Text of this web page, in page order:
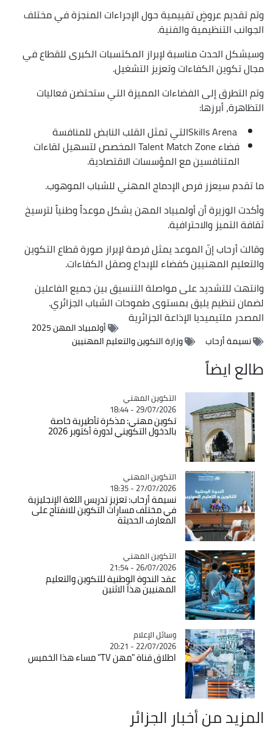
وتم تقديم عروضٍ تقييمية حول الإجراءات المنجزة في مختلف
الجوانب التنظيمية والفنية.
وسيشكل الحدث مناسبة لإبراز المكتسبات الكبرى للقطاع في
مجال تكوين الكفاءات وتعزيز التشغيل.
وتم التطرق إلى الفضاءات المميزة التي ستحتضن فعاليات
التظاهرة، أبرزها:
Skills Arenaالتي تمثل القلب النابض للمنافسة
فضاء Talent Match Zone المخصص لتسهيل لقاءات
المتنافسين مع المؤسسات الاقتصادية.
ما تقدم سيعزز فرص الإدماج المهني للشباب الموهوب.
وأكدت الوزيرة أن أولمبياد المهن يشكل موعداً وطنياً لترسيخ
ثقافة التميز والاحترافية.
وقالت أرحاب إنّ الموعد يمثل فرصة لإبراز صورة قطاع التكوين
والتعليم المهنيين كفضاء للإبداع وصقل الكفاءات.
وانتهت للتشديد على مواصلة التنسيق بين جميع الفاعلين
لضمان تنظيم يليق بمستوى طموحات الشباب الجزائري.
المصدرملتيميديا الإذاعة الجزائرية
أولمبياد المهن 2025
نسيمة أرحاب
وزارة التكوين والتعليم المهنيين
طالع ايضاً
Catégorie
التكوين المهني
29/07/2026 - 18:44
تكوين مهني: مذكرة تأطيرية خاصة
بالدخول التكويني لدورة أكتوبر 2026
Catégorie
التكوين المهني
27/07/2026 - 18:35
نسيمة أرحاب: تعزيز تدريس اللغة الإنجليزية
في مختلف مسارات التكوين للانفتاح على
المعارف الحديثة
Catégorie
التكوين المهني
26/07/2026 - 21:54
عقد الندوة الوطنية للتكوين والتعليم
المهنيين هذا الاثنين
Catégorie
وسائل الإعلام
22/07/2026 - 20:21
اطلاق قناة "مهن TV" مساء هذا الخميس
المزيد من أخبار الجزائر